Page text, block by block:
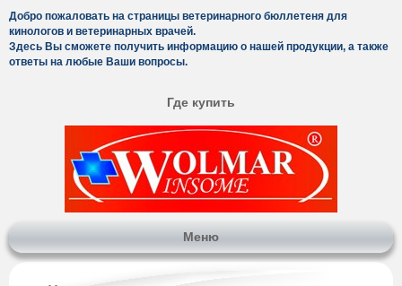
Добро пожаловать на страницы ветеринарного бюллетеня для
кинологов и ветеринарных врачей.
Здесь Вы сможете получить информацию о нашей продукции, а также
ответы на любые Ваши вопросы.
Где купить
Меню